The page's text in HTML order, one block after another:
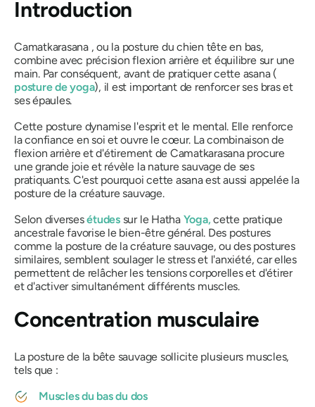
Introduction
Camatkarasana, ou la posture du chien tête en bas,
combine avec précision flexion arrière et équilibre sur une
main. Par conséquent, avant de pratiquer cette asana(
posture de yoga), il est important de renforcer ses bras et
ses épaules.
Cette posture dynamise l'esprit et le mental. Elle renforce
la confiance en soi et ouvre le cœur. La combinaison de
flexion arrière et d'étirement de Camatkarasanaprocure
une grande joie et révèle la nature sauvage de ses
pratiquants. C'est pourquoi cette asanaest aussi appelée la
posture de la créature sauvage.
Selon diversesétudessur le Hatha Yoga,cette pratique
ancestrale favorise le bien-être général. Des postures
comme la posture de la créature sauvage, ou des postures
similaires, semblent soulager le stress et l'anxiété, car elles
permettent de relâcher les tensions corporelles et d'étirer
et d'activer simultanément différents muscles.
Concentration musculaire
La posture de la bête sauvage sollicite plusieurs muscles,
tels que :
Muscles du bas du dos